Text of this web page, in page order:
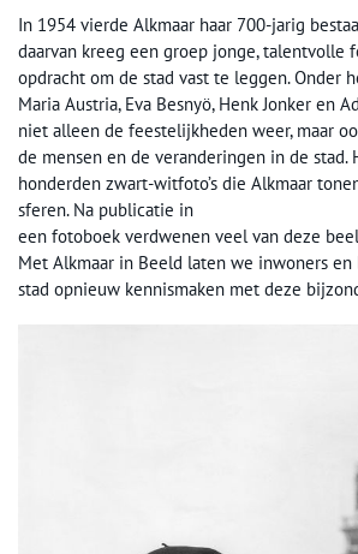
In 1954 vierde Alkmaar haar 700-jarig
daarvan kreeg een groep jonge, talentvolle
opdracht om de stad vast te leggen. Onder
Maria Austria, Eva Besnyö, Henk Jonker en
niet alleen de feestelijkheden weer, maar
de mensen en de veranderingen in de stad.
honderden zwart-witfoto’s die Alkmaar
sferen. Na publicatie in
een fotoboek verdwenen veel van deze
Met Alkmaar in Beeld laten we inwoners en
stad opnieuw kennismaken met deze